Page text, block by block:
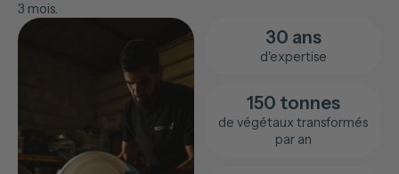
3 mois.
30 ans
d'expertise
150 tonnes
de végétaux transformés
par an